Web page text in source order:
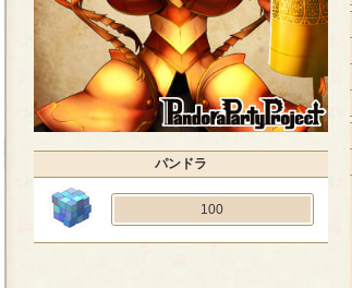
パンドラ
100